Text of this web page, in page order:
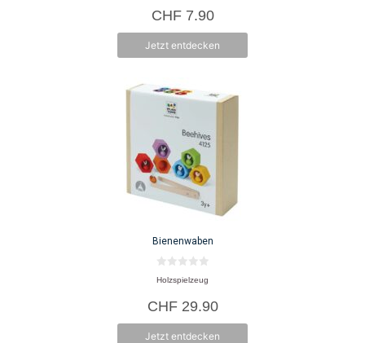
n
5
CHF7.90
Jetzt entdecken
Bienenwaben
0
v
n
5
Holzspielzeug
CHF29.90
Jetzt entdecken